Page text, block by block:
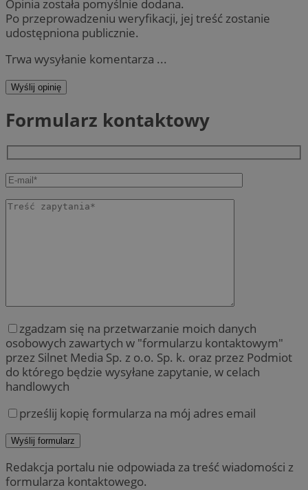
Opinia została pomyślnie dodana.
Po przeprowadzeniu weryfikacji, jej treść zostanie
udostępniona publicznie.
Trwa wysyłanie komentarza ...
Wyślij opinię
Formularz kontaktowy
zgadzam się na przetwarzanie moich danych
osobowych zawartych w "formularzu kontaktowym"
przez Silnet Media Sp. z o.o. Sp. k. oraz przez Podmiot
do którego będzie wysyłane zapytanie, w celach
handlowych
prześlij kopię formularza na mój adres email
Redakcja portalu nie odpowiada za treść wiadomości z
formularza kontaktowego.